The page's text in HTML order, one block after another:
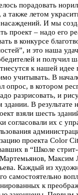
порадовать
а также летом
И мы
проект – надо его
в конкурсе
и это наша
и получил
к нашей
учитывать. В
опрос, в котором
разрисовать, и
здании. В результате
взяли шесть
согласовали их с
проекта Color
в “Школе
Максим
Каждый из
самостоятельно
к